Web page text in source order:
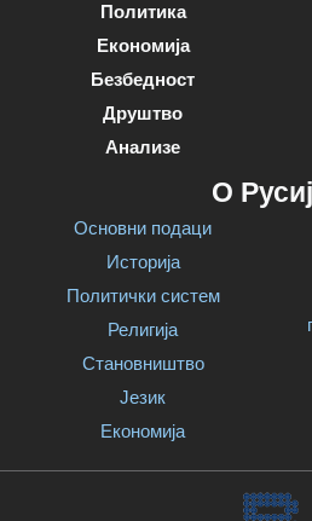
Политика
Економија
Безбедност
Друштво
Анализе
О
Основни подаци
Историја
Политички систем
Религија
Становништво
Језик
Економија